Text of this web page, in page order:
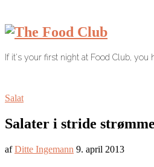
If it's your first night at Food Club, you
Salat
Salater i stride
afDitte Ingemann 9. april 2013